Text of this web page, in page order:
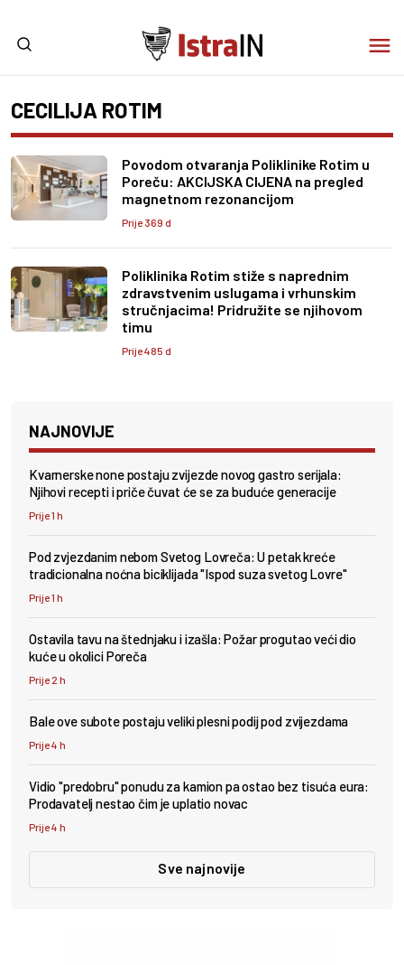
CECILIJA ROTIM
Povodom otvaranja Poliklinike Rotim u
Poreču: AKCIJSKA CIJENA na pregled
magnetnom rezonancijom
Prije 369 d
Poliklinika Rotim stiže s naprednim
zdravstvenim uslugama i vrhunskim
stručnjacima! Pridružite se njihovom
timu
Prije 485 d
NAJNOVIJE
Kvarnerske none postaju zvijezde novog gastro serijala:
Njihovi recepti i priče čuvat će se za buduće generacije
Prije 1 h
Pod zvjezdanim nebom Svetog Lovreča: U petak kreće
tradicionalna noćna biciklijada "Ispod suza svetog Lovre"
Prije 1 h
Ostavila tavu na štednjaku i izašla: Požar progutao veći dio
kuće u okolici Poreča
Prije 2 h
Bale ove subote postaju veliki plesni podij pod zvijezdama
Prije 4 h
Vidio "predobru" ponudu za kamion pa ostao bez tisuća eura:
Prodavatelj nestao čim je uplatio novac
Prije 4 h
Sve najnovije